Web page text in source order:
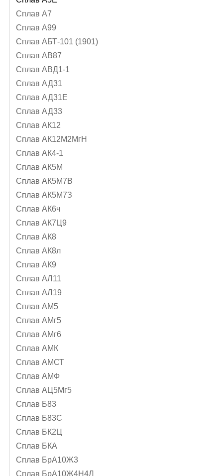
Сплав А7
Сплав А99
Сплав АБТ-101 (1901)
Сплав АВ87
Сплав АВД1-1
Сплав АД31
Сплав АД31Е
Сплав АД33
Сплав АК12
Сплав АК12М2МгН
Сплав АК4-1
Сплав АК5М
Сплав АК5М7В
Сплав АК5М7З
Сплав АК6ч
Сплав АК7Ц9
Сплав АК8
Сплав АК8л
Сплав АК9
Сплав АЛ11
Сплав АЛ19
Сплав АМ5
Сплав АМг5
Сплав АМг6
Сплав АМК
Сплав АМСТ
Сплав АМФ
Сплав АЦ5Мг5
Сплав Б83
Сплав Б83С
Сплав БК2Ц
Сплав БКА
Сплав БрА10Ж3
Сплав БрА10Ж4Н4Л